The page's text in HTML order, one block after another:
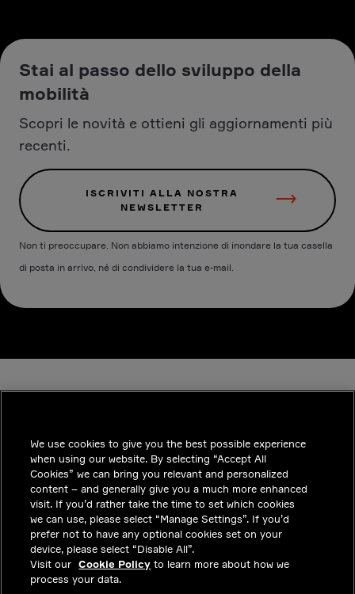
Stai al passo dello sviluppo della
mobilità
Scopri le novità e ottieni gli aggiornamenti più
recenti.
ISCRIVITI ALLA NOSTRA
NEWSLETTER
Non ti preoccupare. Non abbiamo intenzione di inondare la tua casella
di posta in arrivo, né di condividere la tua e-mail.
INDUSTRIES
APPROFONDIMENTI
SOLUZIONI
POSIZIONI LAVORATIVE
INVESTITORI
We use cookies to give you the best possible experience
when using our website. By selecting “Accept All
Cookies” we can bring you relevant and personalized
content – and generally give you a much more enhanced
visit. If you’d rather take the time to set which cookies
we can use, please select “Manage Settings”. If you’d
prefer not to have any optional cookies set on your
device, please select “Disable All”.
Visit our Cookie Policy to learn more about how we
process your data.